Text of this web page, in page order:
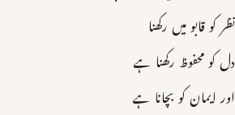
نظر کو قابو میں رکھنا
دل کو محفوظ رکھنا ہے
اور ایمان کو بچانا ہے